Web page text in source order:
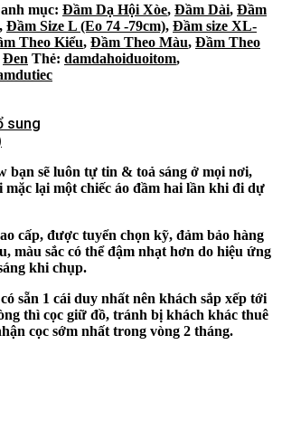
mục: Đầm Dạ Hội Xòe, Đầm Dài, Đầm
, Đầm Size L (Eo 74 -79cm), Đầm size XL-
Theo Kiểu, Đầm Theo Màu, Đầm Theo
Đen Thẻ: damdahoiduoitom,
sung
bạn sẽ luôn tự tin & toả sáng ở mọi nơi,
mặc lại một chiếc áo đầm hai lần khi đi dự
cấp, được tuyển chọn kỹ, đảm bảo hàng
màu sắc có thể đậm nhạt hơn do hiệu ứng
khi chụp.
sẵn 1 cái duy nhất nên khách sắp xếp tới
thì cọc giữ đồ, tránh bị khách khác thuê
cọc sớm nhất trong vòng 2 tháng.